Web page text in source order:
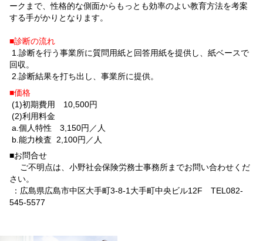
ークまで、性格的な側面からもっとも効率のよい教育方法を考案
する手がかりとなります。
■診断の流れ
1.診断を行う事業所に質問用紙と回答用紙を提供し、紙ベースで
回収。
2.診断結果を打ち出し、事業所に提供。
■価格
(1)初期費用 10,500円
(2)利用料金
a.個人特性 3,150円／人
b.能力検査 2,100円／人
■お問合せ
ご不明点は、小野社会保険労務士事務所までお問い合わせくだ
さい。
：広島県広島市中区大手町3-8-1大手町中央ビル12F TEL082-
545-5577